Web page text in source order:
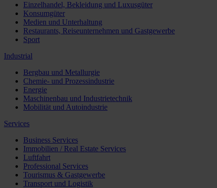
Einzelhandel, Bekleidung und Luxusgüter
Konsumgüter
Medien und Unterhaltung
Restaurants, Reiseunternehmen und Gastgewerbe
Sport
Industrial
Bergbau und Metallurgie
Chemie- und Prozessindustrie
Energie
Maschinenbau und Industrietechnik
Mobilität und Autoindustrie
Services
Business Services
Immobilien / Real Estate Services
Luftfahrt
Professional Services
Tourismus & Gastgewerbe
Transport und Logistik